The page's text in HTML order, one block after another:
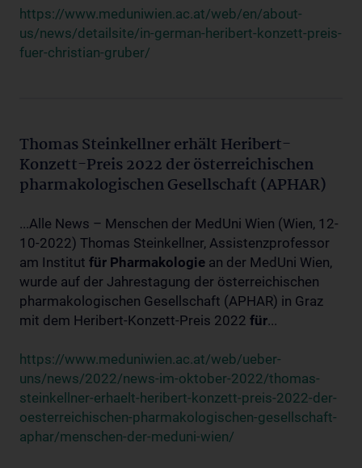
https://www.meduniwien.ac.at/web/en/about-
us/news/detailsite/in-german-heribert-konzett-preis-
fuer-christian-gruber/
Thomas Steinkellner erhält Heribert-
Konzett-Preis 2022 der österreichischen
pharmakologischen Gesellschaft (APHAR)
...Alle News – Menschen der MedUni Wien (Wien, 12-
10-2022) Thomas Steinkellner, Assistenzprofessor
am Institut für Pharmakologie an der MedUni Wien,
wurde auf der Jahrestagung der österreichischen
pharmakologischen Gesellschaft (APHAR) in Graz
mit dem Heribert-Konzett-Preis 2022 für...
https://www.meduniwien.ac.at/web/ueber-
uns/news/2022/news-im-oktober-2022/thomas-
steinkellner-erhaelt-heribert-konzett-preis-2022-der-
oesterreichischen-pharmakologischen-gesellschaft-
aphar/menschen-der-meduni-wien/